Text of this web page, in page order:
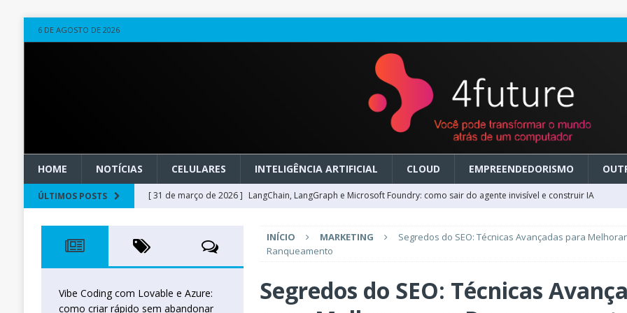
6 DE AGOSTO DE 2026
HOME NOTÍCIAS CELULARES INTELIGÊNCIA ARTIFICIAL CLOUD EMPREENDEDORISMO
ÚLTIMOS POSTS [ 31 de março de 2026 ] LangChain, LangGraph e Microsoft Foundry: como sair do agente invisível e construir IA
[ 20 de março de 2026 ]
Microsoft Foundry em GA: como migrar do clássico sem transformar IA em dívida
técnica
INTELIGÊNCIA ARTIFICIAL
[ 27 de fevereiro de 2026 ]
Voice Agents no Microsoft Foundry: como desenhar experiências de voz em tempo
INÍCIO MARKETING
Segredos do SEO: Técnicas Avançadas para
Ranqueamento
Segredos do SEO: Técnicas
Vibe Coding com Lovable e Azure:
como criar rápido sem abandonar